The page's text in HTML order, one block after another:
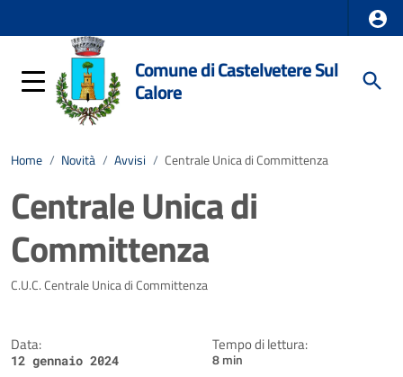
Comune di Castelvetere Sul
Calore
Home / Novità / Avvisi / Centrale Unica di Committenza
Centrale Unica di
Committenza
Dettagli della notizia
C.U.C. Centrale Unica di Committenza
Data:
12 gennaio 2024
Tempo di lettura:
8 min